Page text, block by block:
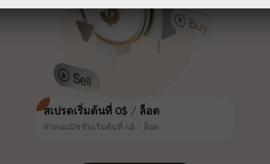
สเปรดเริ่มต้นที่ 0$ / ล็อต
ค่าคอมมิชชั่นเริ่มต้นที่ 4$ / ล็อต
ความเร็วในสนามแข่งและความเร็ว
ในการเทรดมีคุณค่าเดียวกัน Aleš
Loprais นำความมุ่งมั่นและวินัยเข้าสู่
โลกของการเทรด ในฐานะพันธมิตรที่
สร้างแรงบันดาลใจให้ลูกค้าบรรลุเป้า
หมายที่ทะเยอทะยาน
กำไรของคุณ
โบนัสสูงสุด X1000 — ตัวคูณที่ใหญ่ที่สุด